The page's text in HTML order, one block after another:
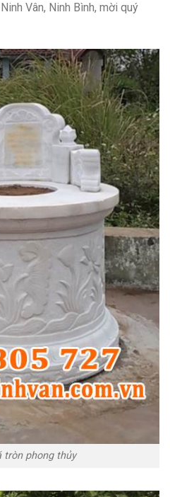
Vân, Ninh Bình, mời quý
tròn phong thủy